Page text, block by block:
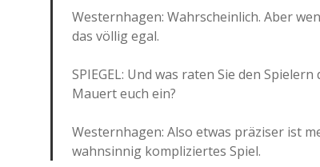
Westernhagen: Wahrscheinlich. Aber
das völlig egal.
SPIEGEL: Und was raten Sie den
Mauert euch ein?
Westernhagen: Also etwas präziser ist
wahnsinnig kompliziertes Spiel.